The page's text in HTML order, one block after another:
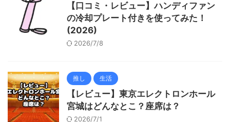
【口コミ・レビュー】ハンディファン
の冷却プレート付きを使ってみた！
(2026)
2026/7/8
推し 生活
【レビュー】東京エレクトロンホール
宮城はどんなとこ？座席は？
2026/7/1